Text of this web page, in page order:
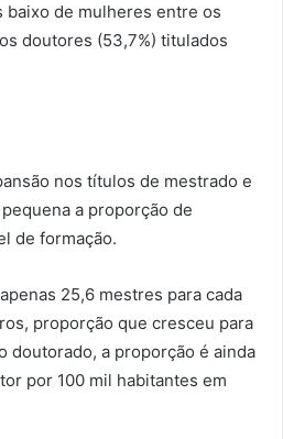
de mulheres entre os
doutores (53,7%) titulados
nos títulos de mestrado e
a proporção de
de formação.
25,6 mestres para cada
proporção que cresceu para
doutorado, a proporção é ainda
por 100 mil habitantes em